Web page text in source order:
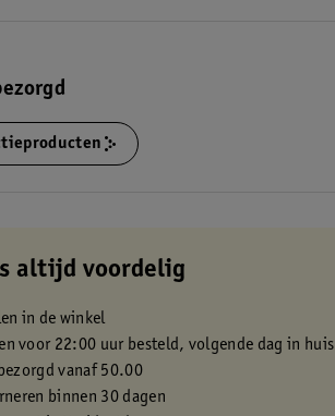
altijd voordelig
in de winkel
voor 22:00 uur besteld, volgende dag in huis
vanaf 50.00
binnen 30 dagen